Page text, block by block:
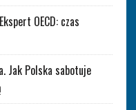
OECD: czas
Jak Polska sabotuje